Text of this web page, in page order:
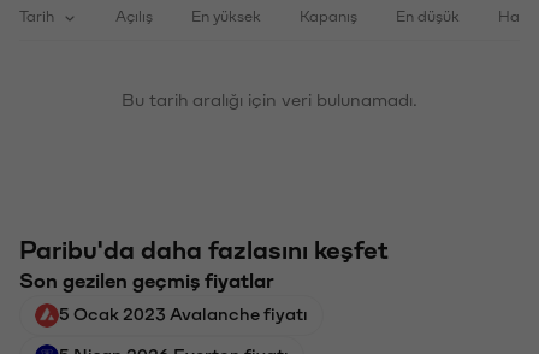
Tarih Açılış En yüksek Kapanış En düşük
Bu tarih aralığı için veri bulunamadı.
Paribu'da daha fazlasını keşfet
Son gezilen geçmiş fiyatlar
5 Ocak 2023 Avalanche fiyatı